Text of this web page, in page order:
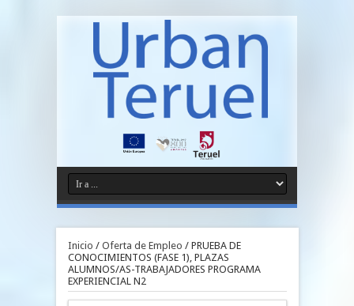
Inicio / Oferta de Empleo / PRUEBA DE
CONOCIMIENTOS (FASE 1), PLAZAS
ALUMNOS/AS-TRABAJADORES PROGRAMA
EXPERIENCIAL N2